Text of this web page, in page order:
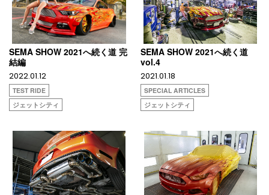
SEMA SHOW 2021へ続く道 完
結編
2022.01.12
TEST RIDE
ジェットシティ
SEMA SHOW 2021へ続く道
vol.4
2021.01.18
SPECIAL ARTICLES
ジェットシティ